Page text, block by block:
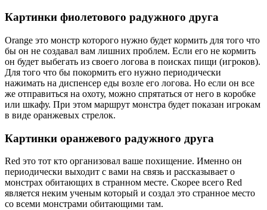
Картинки фиолетового радужного друга
Orange это монстр которого нужно будет кормить для того что
бы он не создавал вам лишних проблем. Если его не кормить
он будет выбегать из своего логова в поисках пищи (игроков).
Для того что бы покормить его нужно периодически
нажимать на диспенсер еды возле его логова. Но если он все
же отправиться на охоту, можно спрятаться от него в коробке
или шкафу. При этом маршрут монстра будет показан игрокам
в виде оранжевых стрелок.
Картинки оранжевого радужного друга
Red это тот кто организовал ваше похищение. Именно он
периодически выходит с вами на связь и рассказывает о
монстрах обитающих в странном месте. Скорее всего Red
является неким ученым который и создал это странное место
со всеми монстрами обитающими там.